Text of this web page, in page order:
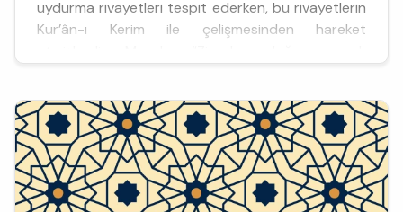
uydurma rivayetleri tespit ederken, bu rivayetlerin
Kur’ân-ı Kerim ile çelişmesinden hareket
çeliştiği için...